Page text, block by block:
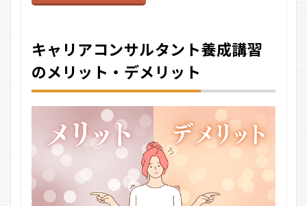
キャリアコンサルタント養成講習
のメリット・デメリット